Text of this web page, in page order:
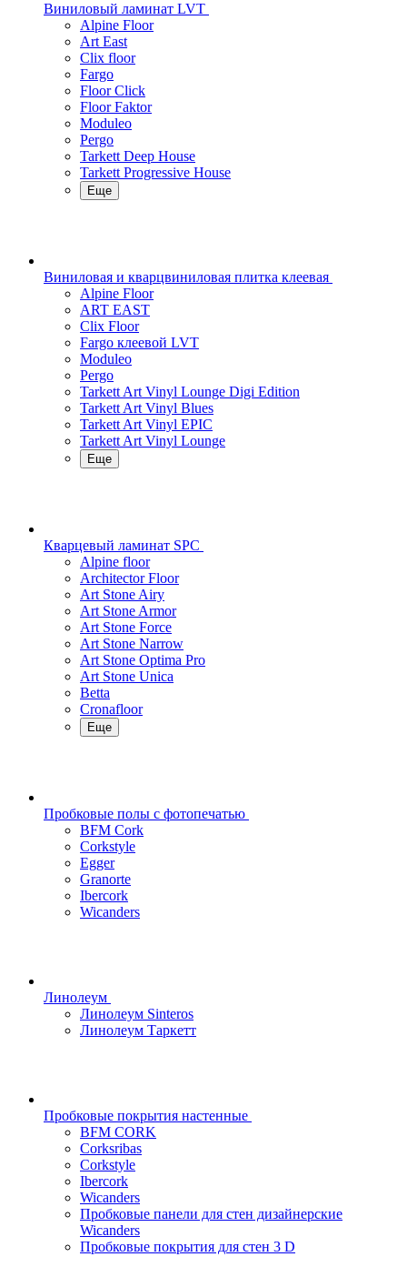
Виниловый ламинат LVT
Alpine Floor
Art East
Clix floor
Fargo
Floor Click
Floor Faktor
Moduleo
Pergo
Tarkett Deep House
Tarkett Progressive House
Еще
Виниловая и кварцвиниловая плитка клеевая
Alpine Floor
ART EAST
Clix Floor
Fargo клеевой LVT
Moduleo
Pergo
Tarkett Art Vinyl Lounge Digi Edition
Tarkett Art Vinyl Blues
Tarkett Art Vinyl EPIC
Tarkett Art Vinyl Lounge
Еще
Кварцевый ламинат SPC
Alpine floor
Architector Floor
Art Stone Airy
Art Stone Armor
Art Stone Force
Art Stone Narrow
Art Stone Optima Pro
Art Stone Unica
Betta
Cronafloor
Еще
Пробковые полы с фотопечатью
BFM Cork
Corkstyle
Egger
Granorte
Ibercork
Wicanders
Линолеум
Линолеум Sinteros
Линолеум Таркетт
Пробковые покрытия настенные
BFM CORK
Corksribas
Corkstyle
Ibercork
Wicanders
Пробковые панели для стен дизайнерские
Wicanders
Пробковые покрытия для стен 3 D